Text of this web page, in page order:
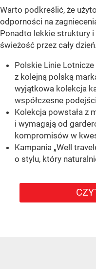
Warto podkreślić, że
odporności na
Ponadto lekkie struktury i
świeżość przez cały dzień.
Polskie Linie Lotnicze
z kolejną polską
wyjątkowa kolekcja
współczesne
Kolekcja powstała z
i wymagają od
kompromisów w
Kampania „Well
o stylu, który